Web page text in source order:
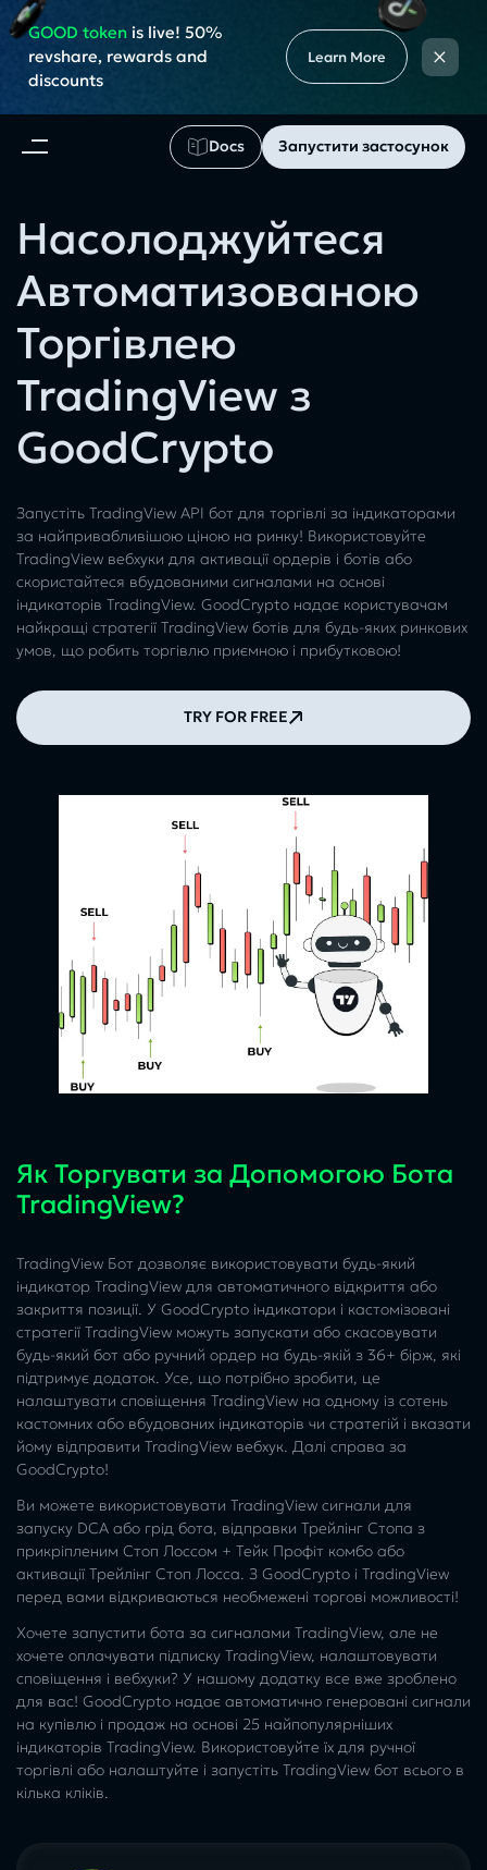
Docs Запустити застосунок
GOOD tokenis live! 50%
revshare, rewards and
discounts
Learn More ×
Насолоджуйтеся
Автоматизованою
Торгівлею
TradingView з
GoodCrypto
Запустіть TradingView API бот для торгівлі за індикаторами
за найпривабливішою ціною на ринку! Використовуйте
TradingView вебхуки для активації ордерів і ботів або
скористайтеся вбудованими сигналами на основі
індикаторів TradingView. GoodCrypto надає користувачам
найкращі стратегії TradingView ботів для будь-яких ринкових
умов, що робить торгівлю приємною і прибутковою!
TRY FOR FREE
Як Торгувати за Допомогою Бота
TradingView?
TradingView Бот дозволяє використовувати будь-який
індикатор TradingView для автоматичного відкриття або
закриття позиції. У GoodCrypto індикатори і кастомізовані
стратегії TradingView можуть запускати або скасовувати
будь-який бот або ручний ордер на будь-якій з 36+ бірж, які
підтримує додаток. Усе, що потрібно зробити, це
налаштувати сповіщення TradingView на одному із сотень
кастомних або вбудованих індикаторів чи стратегій і вказати
йому відправити TradingView вебхук. Далі справа за
GoodCrypto!
Ви можете використовувати TradingView сигнали для
запуску DCA або грід бота, відправки Трейлінг Стопа з
прикріпленим Стоп Лоссом + Тейк Профіт комбо або
активації Трейлінг Стоп Лосса. З GoodCrypto і TradingView
перед вами відкриваються необмежені торгові можливості!
Хочете запустити бота за сигналами TradingView, але не
хочете оплачувати підписку TradingView, налаштовувати
сповіщення і вебхуки? У нашому додатку все вже зроблено
для вас! GoodCrypto надає автоматично генеровані сигнали
на купівлю і продаж на основі 25 найпопулярніших
індикаторів TradingView. Використовуйте їх для ручної
торгівлі або налаштуйте і запустіть TradingView бот всього в
кілька кліків.